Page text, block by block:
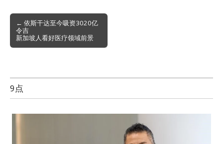
Post
navigation
← 依斯干达至今吸资3020亿
令吉
新加坡人看好医疗领域前景
9点